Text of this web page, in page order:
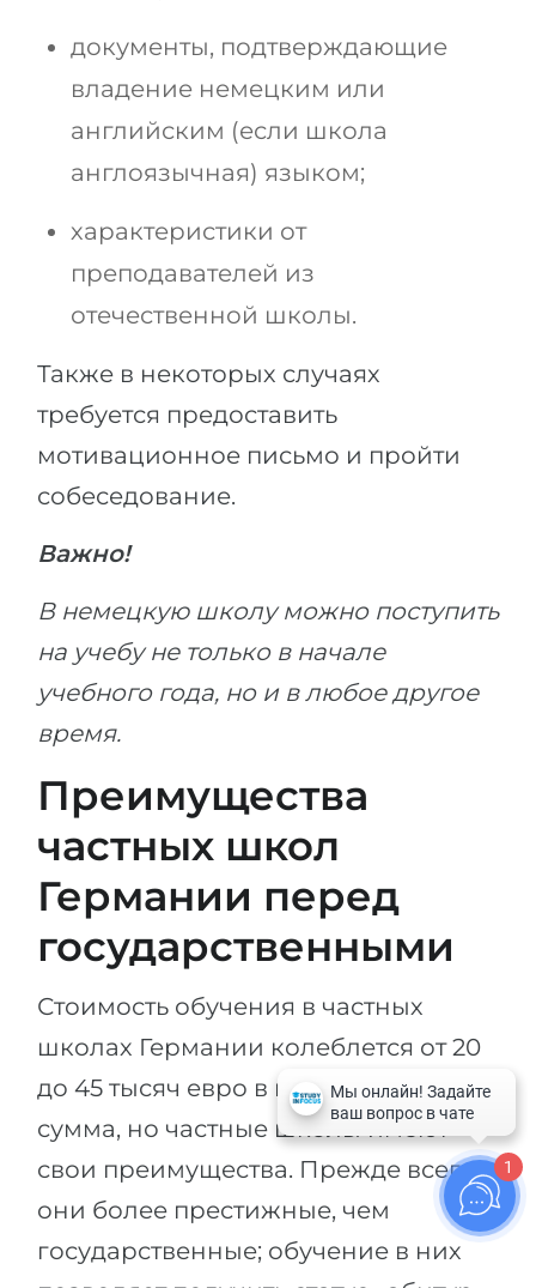
документы, подтверждающие
владение немецким или
английским (если школа
англоязычная) языком;
характеристики от
преподавателей из
отечественной школы.
Также в некоторых случаях
требуется предоставить
мотивационное письмо и пройти
собеседование.
Важно!
В немецкую школу можно поступить
на учебу не только в начале
учебного года, но и в любое другое
время.
Преимущества
частных школ
Германии перед
государственными
Стоимость обучения в частных
школах Германии колеблется от 20
до 45 тысяч евро в год. Это немалая
сумма, но частные школы имеют
свои преимущества. Прежде всего,
они более престижные, чем
государственные; обучение в них
1